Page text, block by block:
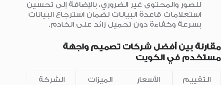
للصور والمحتوى غير الضروري، بالإضافة إلى تحسين
استعلامات قاعدة البيانات لضمان استرجاع البيانات
بسرعة وكفاءة دون تحميل زائد على الخادم.
مقارنة بين أفضل شركات تصميم واجهة
مستخدم في الكويت
التقييم الأسعار الميزات الشركة